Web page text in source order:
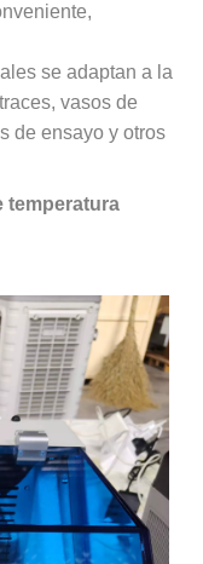
se adaptan a la
vasos de
de ensayo y otros
temperatura